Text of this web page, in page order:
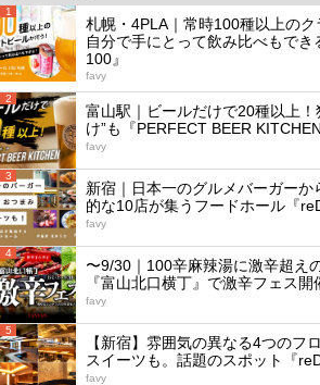
1
札幌・4PLA｜常時100種以上のク
自分で手にとって飲み比べもで
100』
favy
2
富山駅｜ビールだけで20種以上！
け”も『PERFECT BEER KITCHEN
favy
3
新宿｜日本一のグルメバーガーか
的な10店が集うフードホール『
favy
4
〜9/30｜100辛麻辣湯に激辛超え
『富山北口横丁』で激辛フェス開
favy
5
【新宿】雰囲気の異なる4つのフ
スイーツも。話題のスポット『
favy